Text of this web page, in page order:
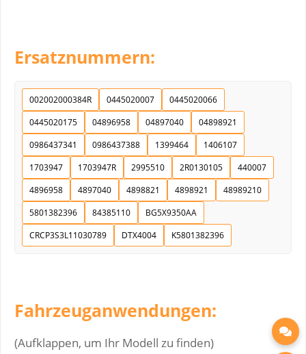
Ersatznummern:
002002000384R 0445020007
0445020066
0445020175
04896958 04897040
04898921
0986437341
0986437388 1399464
1406107
1703947
1703947R 2995510 2R0130105
440007
4896958
4897040 4898821 4898921
48989210
5801382396
84385110
BG5X9350AA
CRCP3S3L11030789
DTX4004 K5801382396
Fahrzeuganwendungen:
(Aufklappen, um Ihr Modell zu finden)